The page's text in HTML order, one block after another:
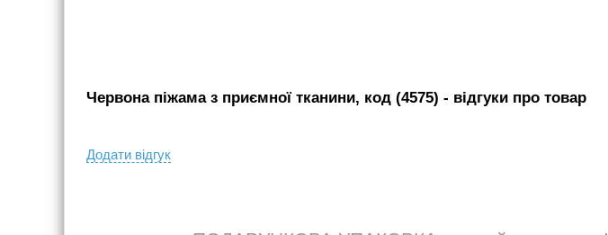
Червона піжама з приємної тканини, код (4575) - вiдгуки про товар
Додати вiдгук